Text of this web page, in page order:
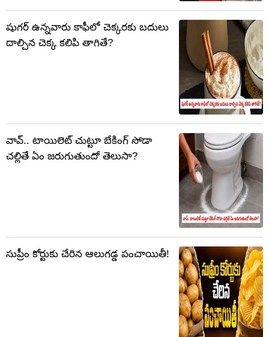
షుగర్ ఉన్నవారు కాఫీలో చెక్కరకు బదులు
దాల్చిన చెక్క కలిపి తాగితే?
వావ్.. టాయిలెట్ చుట్టూ బేకింగ్ సోడా
చల్లితే ఏం జరుగుతుందో తెలుసా?
సుప్రీం కోర్టుకు చేరిన ఆలుగడ్డ పంచాయితీ!